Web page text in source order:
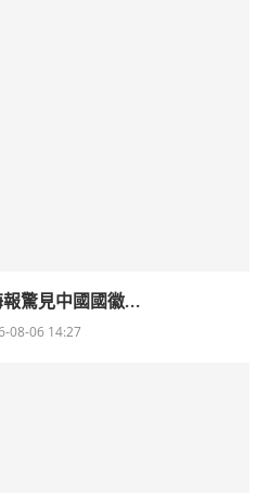
驚見中國國徽...
08-06 14:27